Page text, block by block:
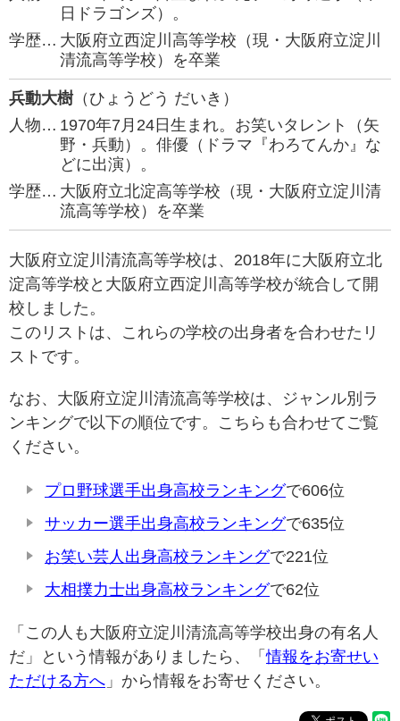
日ドラゴンズ）。
学歴… 大阪府立西淀川高等学校（現・大阪府立淀川
清流高等学校）を卒業
兵動大樹（ひょうどう だいき）
人物… 1970年7月24日生まれ。お笑いタレント（矢
野・兵動）。俳優（ドラマ『わろてんか』な
どに出演）。
学歴… 大阪府立北淀高等学校（現・大阪府立淀川清
流高等学校）を卒業
大阪府立淀川清流高等学校は、2018年に大阪府立北
淀高等学校と大阪府立西淀川高等学校が統合して開
校しました。
このリストは、これらの学校の出身者を合わせたリ
ストです。
なお、大阪府立淀川清流高等学校は、ジャンル別ラ
ンキングで以下の順位です。こちらも合わせてご覧
ください。
プロ野球選手出身高校ランキングで606位
サッカー選手出身高校ランキングで635位
お笑い芸人出身高校ランキングで221位
大相撲力士出身高校ランキングで62位
「この人も大阪府立淀川清流高等学校出身の有名人
だ」という情報がありましたら、「情報をお寄せい
ただける方へ 」から情報をお寄せください。